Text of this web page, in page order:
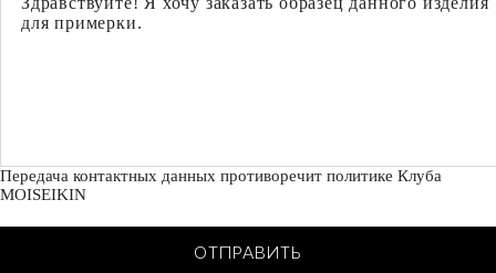
Передача контактных данных противоречит политике Клуба
MOISEIKIN
ОТПРАВИТЬ